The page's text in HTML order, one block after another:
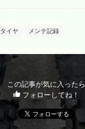
タイヤ メンテ記録
この記事が気に入ったら
フォローしてね！